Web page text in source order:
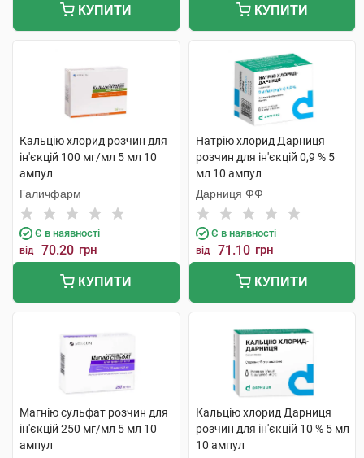
КУПИТИ КУПИТИ
Кальцію хлорид розчин для
ін'єкцій 100 мг/мл 5 мл 10
ампул
Галичфарм
Є в наявності
від 70.20 грн
КУПИТИ
Натрію хлорид Дарниця
розчин для ін'єкцій 0,9 % 5
мл 10 ампул
Дарниця ФФ
Є в наявності
від 71.10 грн
КУПИТИ
Магнію сульфат розчин для
ін'єкцій 250 мг/мл 5 мл 10
ампул
Кальцію хлорид Дарниця
розчин для ін'єкцій 10 % 5 мл
10 ампул